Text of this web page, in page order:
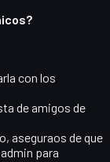
con los
de amigos de
aseguraos de que
para